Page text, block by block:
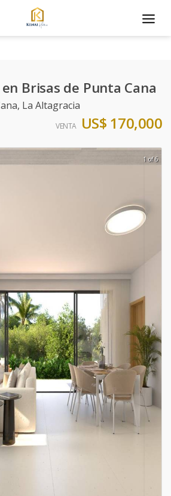
Brisas de Punta Cana
, La Altagracia
VENTA US$ 170,000
1 of 6